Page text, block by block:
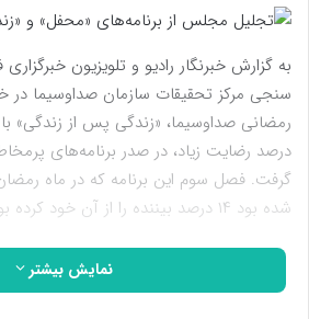
به گزارش خبرنگار رادیو و تلویزیون
سنجی مرکز تحقیقات سازمان صداوسیما
درصد رضایت زیاد، در صدر برنامه‌های
گرفت. فصل سوم این برنامه که در ماه
شده بود ۱۴ درصد بیننده را از آن خود کرده بود.
رتبه دوم پر بیننده‌های رمضانی تلویزیون
نمایش بیشتر